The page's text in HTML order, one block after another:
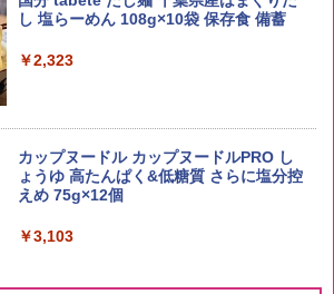
￥3,274
by Amazon あきたこまちブレンド 無洗
米 5kg
￥3,396
容量 4リットル
￥4,274
【数量限定】フロム・ザ・バレル モルト
ウイスキー500ml アサヒ [ 日本 500ml ]
【中元 ギフト プレゼント 贈り物に】
￥4,402
し 塩らーめん 108g×10袋 保存食 備蓄
￥2,323
カップヌードル カップヌードルPRO し
ょうゆ 高たんぱく&低糖質 さらに塩分控
えめ 75g×12個
￥3,103